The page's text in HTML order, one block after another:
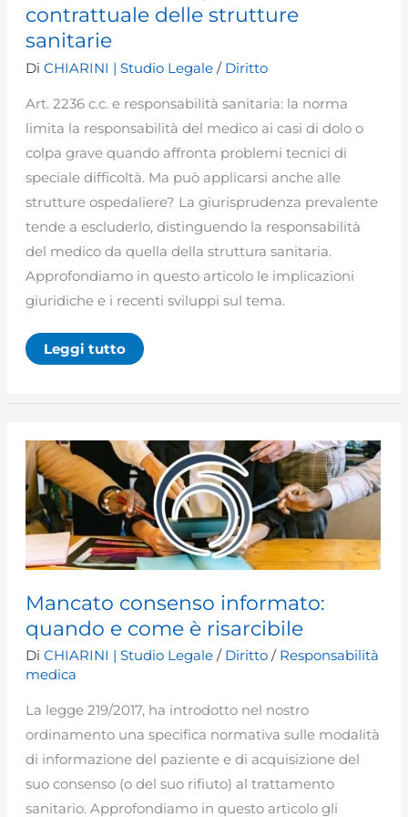
contrattuale delle strutture
sanitarie
DiCHIARINI | Studio Legale/ Diritto
Art. 2236 c.c. e responsabilità sanitaria: la norma
limita la responsabilità del medico ai casi di dolo o
colpa grave quando affronta problemi tecnici di
speciale difficoltà. Ma può applicarsi anche alle
strutture ospedaliere? La giurisprudenza prevalente
tende a escluderlo, distinguendo la responsabilità
del medico da quella della struttura sanitaria.
Approfondiamo in questo articolo le implicazioni
giuridiche e i recenti sviluppi sul tema.
Art.
2236
responsabilità
strutture
sanitarie
Leggi tutto
Mancato consenso informato:
quando e come è risarcibile
DiCHIARINI | Studio Legale/ Diritto / Responsabilità
medica
La legge 219/2017, ha introdotto nel nostro
ordinamento una specifica normativa sulle modalità
di informazione del paziente e di acquisizione del
suo consenso (o del suo rifiuto) al trattamento
sanitario. Approfondiamo in questo articolo gli